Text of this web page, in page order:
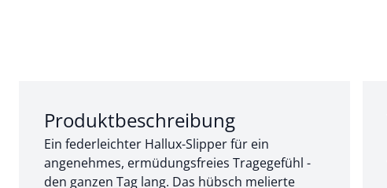
Abschnitt 1 von 3:
Produktbeschreibung
Ein federleichter Hallux-Slipper für ein
angenehmes, ermüdungsfreies Tragegefühl -
den ganzen Tag lang. Das hübsch melierte